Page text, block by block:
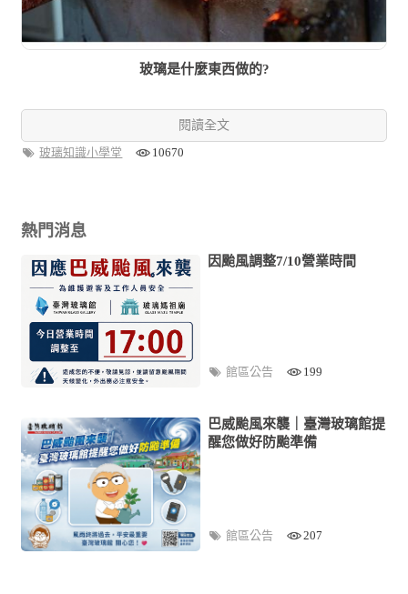
玻璃是什麼東西做的?
閱讀全文
玻璃知識小學堂
10670
熱門消息
因颱風調整7/10營業時間
館區公告 199
巴威颱風來襲｜臺灣玻璃館提
醒您做好防颱準備
館區公告 207